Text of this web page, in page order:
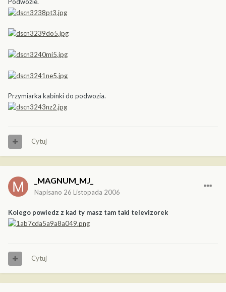
Przymiarka kabinki do podwozia.
Cytuj
_MAGNUM_MJ_
Napisano 26 Listopada 2006
Kolego powiedz z kad ty masz tam taki televizorek
Cytuj